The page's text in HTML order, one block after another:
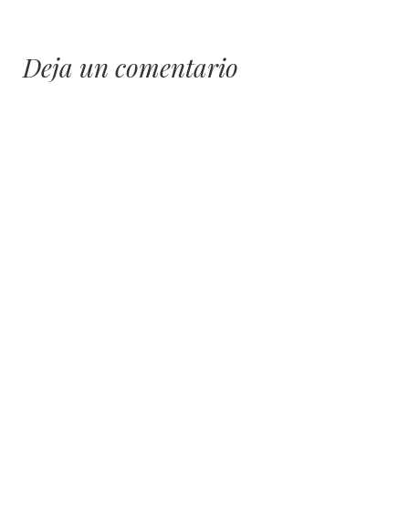
Deja un comentario